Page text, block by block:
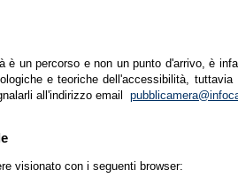
un percorso e non un punto d'arrivo, è
e teoriche dell'accessibilità,
all'indirizzo email
visionato con i seguenti browser: